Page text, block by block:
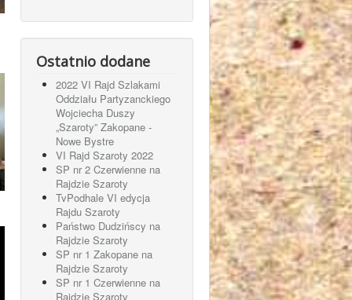
Ostatnio dodane
2022 VI Rajd Szlakami
Oddziału Partyzanckiego
Wojciecha Duszy
„Szaroty” Zakopane -
Nowe Bystre
VI Rajd Szaroty 2022
SP nr 2 Czerwienne na
Rajdzie Szaroty
TvPodhale VI edycja
Rajdu Szaroty
Państwo Dudzińscy na
Rajdzie Szaroty
SP nr 1 Zakopane na
Rajdzie Szaroty
SP nr 1 Czerwienne na
Rajdzie Szaroty